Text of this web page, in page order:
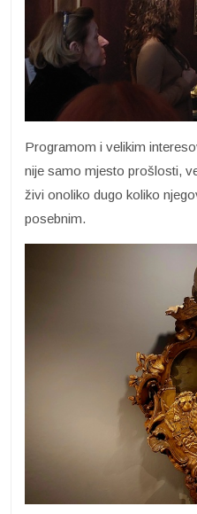
Programom i velikim
nije samo mjesto prošlosti,
živi onoliko dugo koliko
posebnim.